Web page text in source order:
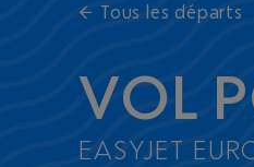
← Tous les départs
VOL
EASYJET